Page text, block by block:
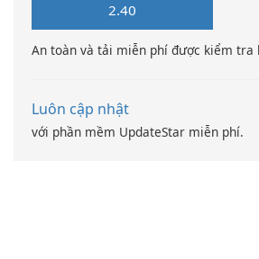
2.40
An toàn và tải miễn phí được kiểm tra
Luôn cập nhật
với phần mềm UpdateStar miễn phí.